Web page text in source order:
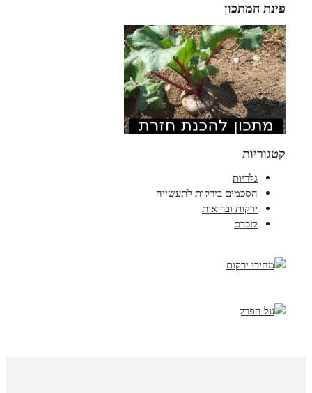
פינת המתכון
קטגוריות
גלריות
הסכמים בירקות לתעשייה
ירקות ובריאות
לזכרם